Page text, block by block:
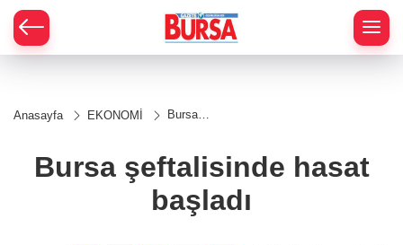
Anasayfa EKONOMİ
Bursa
başladı
Bursa şeftalisinde hasat
başladı